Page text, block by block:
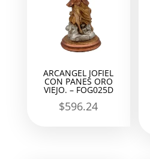
ARCANGEL JOFIEL
CON PANES ORO
VIEJO. – FOG025D
$596.24